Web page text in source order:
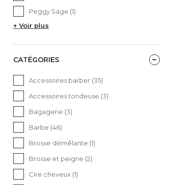
Peggy Sage (1)
+ Voir plus
CATÉGORIES
Accessoires barber (35)
Accessoires tondeuse (3)
Bagagerie (3)
Barbe (46)
Brosse démêlante (1)
Brosse et peigne (2)
Cire cheveux (1)